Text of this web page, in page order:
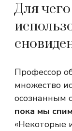
Для
Профессор
множество
осознанным
пока мы спим
«Некоторые